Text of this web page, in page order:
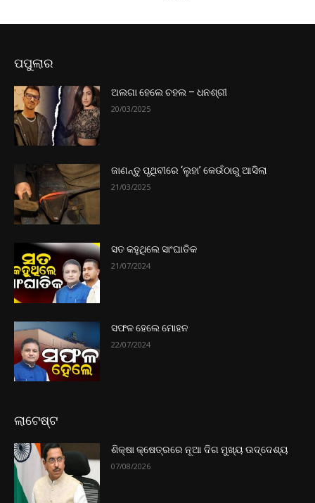
ପପୁଲାର
ଅଲଗା ହେଲେ ଚହଲ – ଧନଶ୍ରୀ
20/03/2025
ଜାଣନ୍ତୁ ପୃଥିବୀରେ ‘ଲୁହା’ କେଉଁଠାରୁ ଆସିଲା
21/03/2025
ସତ କହୁଥିଲେ ସାଂଘାତିକ
21/07/2024
ସଫଳ ହେଲେ ମୋହନ
22/07/2024
ଲାଟେଷ୍ଟ
ଶିକ୍ଷା କ୍ଷେତ୍ରରେ ନୂଆ ଦିଗ ମୁଖ୍ୟ ଉଦ୍ଦେଶ୍ୟ
07/08/2026